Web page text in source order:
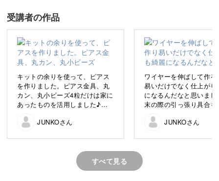
生まれ月の特別なモチーフで、世界にひとつだけのアイテ
ムが完成しますよ♪
「アクセサリー作りは初めて⋯」そんな方でも大丈夫。
作りやすいコツを交えながら進めていくので、初心者さん
も安心してスタートしてくださいね！
受講者の作品
キットの余りを使って、ピアス
を作りました。ピアス金具、丸
カン、丸小ビーズ4粒だけは家に
あったものを活用しました♪キ
ーホルダー金具です。上手く活
JUNKOさん
ワイヤーを伸ばして作る
易いだけでなく仕上がり
になるんだなと思いまし
末の際の引っ張り具合も
した。 JUNKOさん
すべて見る